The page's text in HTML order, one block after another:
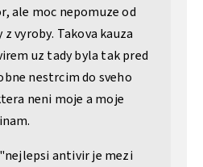
ale moc nepomuze od
vyroby. Takova kauza
uz tady byla tak pred
nestrcim do sveho
neni moje a moje
antivir je mezi